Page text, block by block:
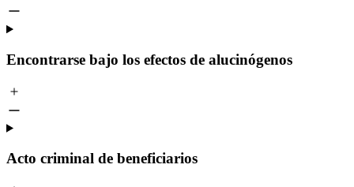
Encontrarse bajo los efectos de alucinógenos
Acto criminal de beneficiarios